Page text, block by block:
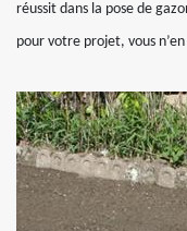
réussit dans la pose de
pour votre projet, vous